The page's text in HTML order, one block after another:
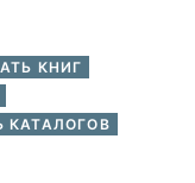
КНИГ
КАТАЛОГОВ